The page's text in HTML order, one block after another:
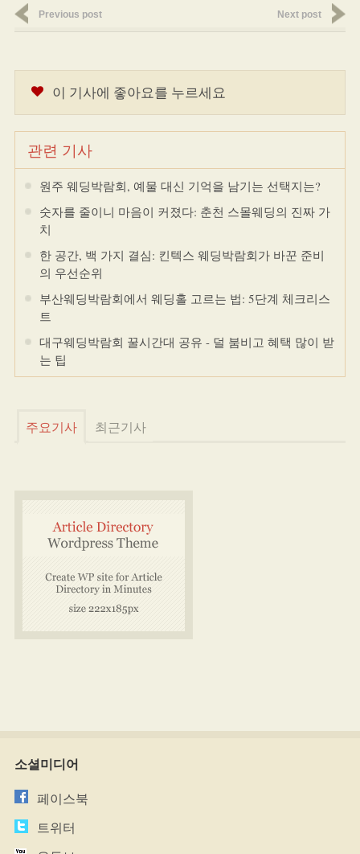
Previous post Next post
이 기사에 좋아요를 누르세요
관련 기사
원주 웨딩박람회, 예물 대신 기억을 남기는 선택지는?
숫자를 줄이니 마음이 커졌다: 춘천 스몰웨딩의 진짜 가
치
한 공간, 백 가지 결심: 킨텍스 웨딩박람회가 바꾼 준비
의 우선순위
부산웨딩박람회에서 웨딩홀 고르는 법: 5단계 체크리스
트
대구웨딩박람회 꿀시간대 공유 - 덜 붐비고 혜택 많이 받
는 팁
주요기사 최근기사
소셜미디어
페이스북
트위터